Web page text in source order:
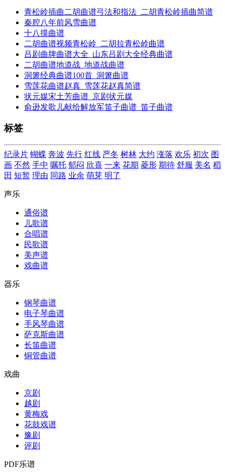
青松岭插曲二胡曲谱弓法和指法_二胡青松岭插曲简谱
秦腔八年前风雪曲谱
十八摸曲谱
二胡曲谱视频青松岭_二胡拉青松岭曲谱
吕剧曲牌曲谱大全_山东吕剧大全经典曲谱
二胡曲谱地道战_地道战曲谱
洞箫经典曲谱100首_洞箫曲谱
雪莲花曲谱赵真_雪莲花赵真简谱
状元媒宋土芳曲谱_京剧状元媒
俞逊发歌儿献给解放军笛子曲谱_笛子曲谱
标签
纪录片 蝴蝶 奔波 先行 红线 严冬 树林 大约 涨落 欢乐 初次 图
画 不然 手中 嘱托 郁闷 欣喜 一来 花期 菱形 期待 舒服 美名 稻
田 短暂 理由 同路 业余 萌芽 明了
声乐
通俗谱
儿歌谱
合唱谱
民歌谱
美声谱
戏曲谱
器乐
钢琴曲谱
电子琴曲谱
手风琴曲谱
萨克斯曲谱
长笛曲谱
铜管曲谱
戏曲
京剧
越剧
黄梅戏
花鼓戏谱
豫剧
评剧
PDF乐谱